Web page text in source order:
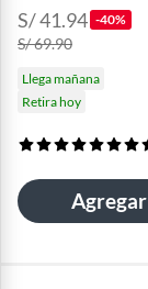
S/ 41.94 -40%
S/ 69.90
Llega mañana
Retira hoy
Agregar